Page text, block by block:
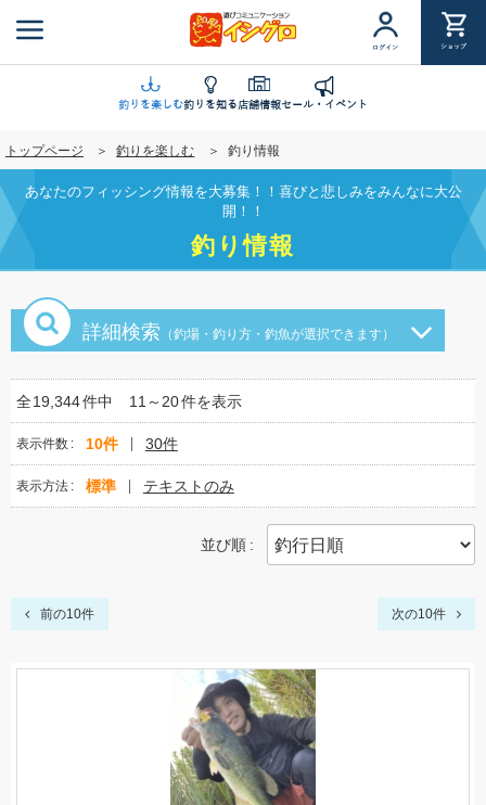
ン
に
移
動
ログイン ショップ
釣りを楽しむ釣りを知る店舗情報セール・イベント
トップページ 釣りを楽しむ 釣り情報
あなたのフィッシング情報を大募集！！喜びと悲しみをみんなに大公
開！！
釣り情報
詳細検索 （釣場・釣り方・釣魚が選択できます）
全19,344件中 11～20件を表示
表示件数 10件 30件
表示方法 標準 テキストのみ
並び順
前の10件 次の10件